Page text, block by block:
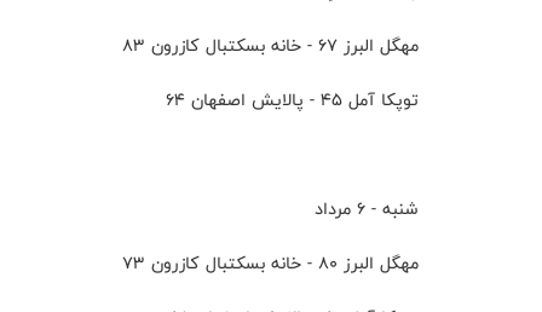
مهگل البرز ۶۷ - خانه بسکتبال کازرون ۸۳
توپکا آمل ۴۵ - پالایش اصفهان ۶۴
شنبه - ۶ مرداد
مهگل البرز ۸۰ - خانه بسکتبال کازرون ۷۳